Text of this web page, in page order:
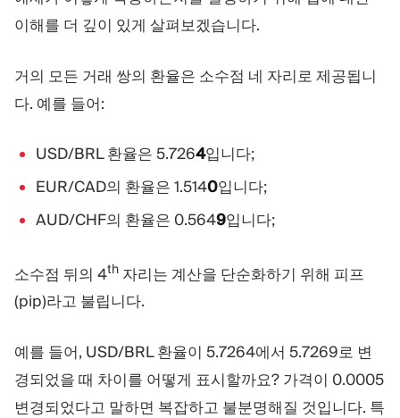
이해를 더 깊이 있게 살펴보겠습니다.
거의 모든 거래 쌍의 환율은 소수점 네 자리로 제공됩니
다. 예를 들어:
USD/BRL 환율은 5.7264입니다;
EUR/CAD의 환율은 1.5140입니다;
AUD/CHF의 환율은 0.5649입니다;
소수점 뒤의 4th 자리는 계산을 단순화하기 위해 피프
(pip)라고 불립니다.
예를 들어, USD/BRL 환율이 5.7264에서 5.7269로 변
경되었을 때 차이를 어떻게 표시할까요? 가격이 0.0005
변경되었다고 말하면 복잡하고 불분명해질 것입니다. 특